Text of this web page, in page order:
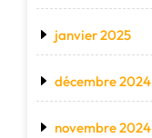
janvier 2025
décembre 2024
novembre 2024